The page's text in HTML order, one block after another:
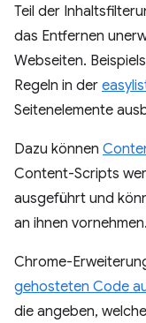
Teil der
das Entfernen
Webseiten.
Regeln in der
Seitenelemente
Dazu können
Content-Scripts
ausgeführt und
an ihnen vornehmen.
Chrome-
gehosteten Code
die angeben,